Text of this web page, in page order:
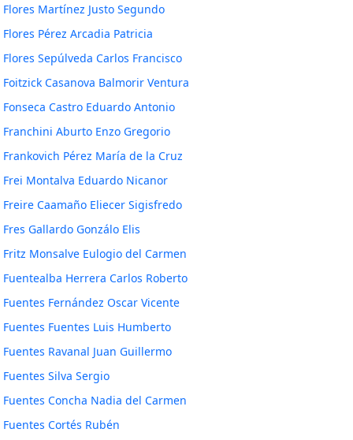
Flores Martínez Justo Segundo
Flores Pérez Arcadia Patricia
Flores Sepúlveda Carlos Francisco
Foitzick Casanova Balmorir Ventura
Fonseca Castro Eduardo Antonio
Franchini Aburto Enzo Gregorio
Frankovich Pérez María de la Cruz
Frei Montalva Eduardo Nicanor
Freire Caamaño Eliecer Sigisfredo
Fres Gallardo Gonzálo Elis
Fritz Monsalve Eulogio del Carmen
Fuentealba Herrera Carlos Roberto
Fuentes Fernández Oscar Vicente
Fuentes Fuentes Luis Humberto
Fuentes Ravanal Juan Guillermo
Fuentes Silva Sergio
Fuentes Concha Nadia del Carmen
Fuentes Cortés Rubén